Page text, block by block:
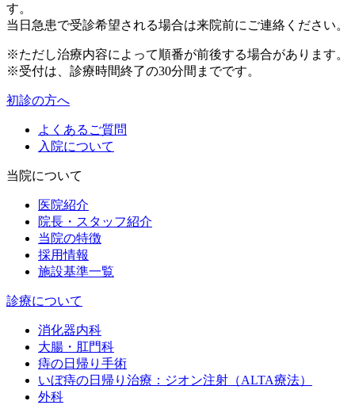
す。
当日急患で受診希望される場合は来院前にご連絡ください。
※ただし治療内容によって順番が前後する場合があります。
※受付は、診療時間終了の30分間までです。
初診の方へ
よくあるご質問
入院について
当院について
医院紹介
院長・スタッフ紹介
当院の特徴
採用情報
施設基準一覧
診療について
消化器内科
大腸・肛門科
痔の日帰り手術
いぼ痔の日帰り治療：ジオン注射（ALTA療法）
外科